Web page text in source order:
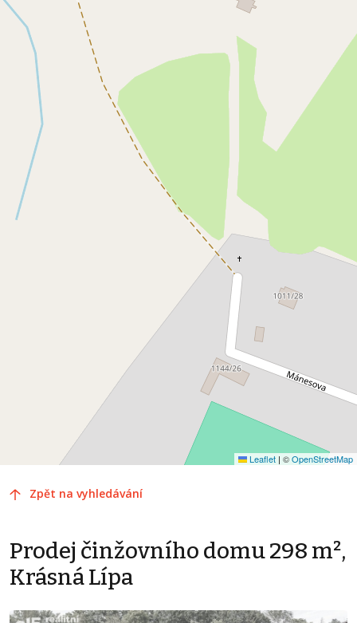
Leaflet | ©OpenStreetMap
Zpět na vyhledávání
Prodej činžovního domu 298 m²,
Krásná Lípa